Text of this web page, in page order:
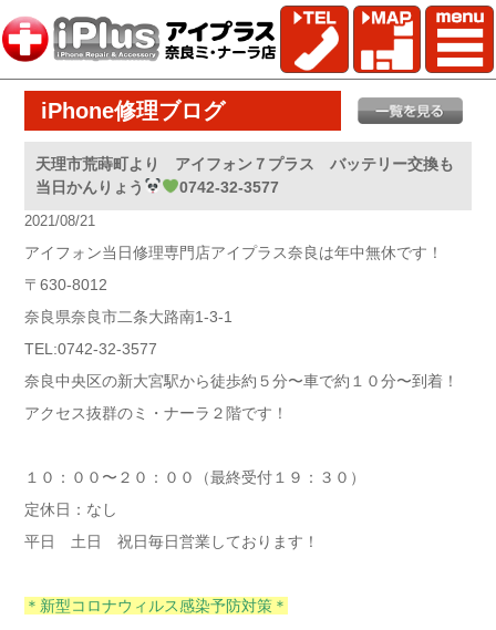
iPhone修理ブログ
天理市荒蒔町より アイフォン７プラス バッテリー交換も
当日かんりょう
0742-32-3577
2021/08/21
アイフォン当日修理専門店アイプラス奈良は年中無休です！
〒630-8012
奈良県奈良市二条大路南1-3-1
TEL:0742-32-3577
奈良中央区の新大宮駅から徒歩約５分〜車で約１０分〜到着！
アクセス抜群のミ・ナーラ２階です！
１０：００〜２０：００（最終受付１９：３０）
定休日：なし
平日 土日 祝日毎日営業しております！
＊新型コロナウィルス感染予防対策＊